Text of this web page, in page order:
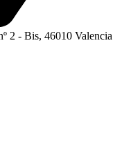
2 - Bis, 46010 Valencia